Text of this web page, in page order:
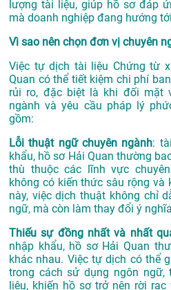
lượng tài liệu, giúp hồ sơ đáp
mà doanh nghiệp đang hướng
Vì sao nên chọn đơn vị chuyên
Việc tự dịch tài liệu Chứng từ
Quan có thể tiết kiệm chi phí
rủi ro, đặc biệt là khi đối mặt
ngành và yêu cầu pháp lý
gồm:
Lỗi thuật ngữ chuyên ngành:
khẩu, hồ sơ Hải Quan thường
thù thuộc các lĩnh vực
không có kiến thức sâu rộng
này, việc dịch thuật không chỉ
ngữ, mà còn làm thay đổi ý
Thiếu sự đồng nhất và nhất
nhập khẩu, hồ sơ Hải Quan
khác nhau. Việc tự dịch có thể
trong cách sử dụng ngôn
liệu, khiến hồ sơ trở nên rời